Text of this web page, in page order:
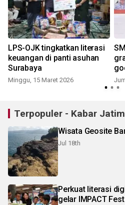
LPS-OJK tingkatkan literasi
keuangan di panti asuhan
Surabaya
Minggu, 15 Maret 2026
Terpopuler - Kabar Jatim
Wisata Geosite
Jul 18th
Perkuat literasi
gelar IMPACT